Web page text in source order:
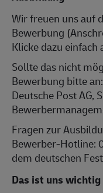
Wir freuen uns auf
Bewerbung
Klicke dazu einfach
Sollte das nicht
Bewerbung bitte an:
Deutsche Post AG,
Fragen zur
Bewerber-Hotline:
dem deutschen
Das ist uns wichtig